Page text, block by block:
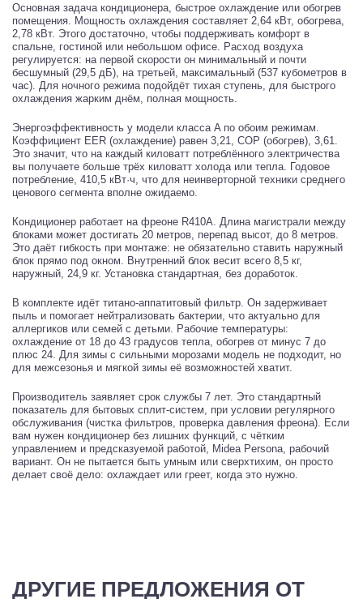
Основная задача кондиционера, быстрое охлаждение или обогрев
помещения. Мощность охлаждения составляет 2,64 кВт, обогрева,
2,78 кВт. Этого достаточно, чтобы поддерживать комфорт в
спальне, гостиной или небольшом офисе. Расход воздуха
регулируется: на первой скорости он минимальный и почти
бесшумный (29,5 дБ), на третьей, максимальный (537 кубометров в
час). Для ночного режима подойдёт тихая ступень, для быстрого
охлаждения жарким днём, полная мощность.
Энергоэффективность у модели класса A по обоим режимам.
Коэффициент EER (охлаждение) равен 3,21, COP (обогрев), 3,61.
Это значит, что на каждый киловатт потреблённого электричества
вы получаете больше трёх киловатт холода или тепла. Годовое
потребление, 410,5 кВт·ч, что для неинверторной техники среднего
ценового сегмента вполне ожидаемо.
Кондиционер работает на фреоне R410A. Длина магистрали между
блоками может достигать 20 метров, перепад высот, до 8 метров.
Это даёт гибкость при монтаже: не обязательно ставить наружный
блок прямо под окном. Внутренний блок весит всего 8,5 кг,
наружный, 24,9 кг. Установка стандартная, без доработок.
В комплекте идёт титано-аппатитовый фильтр. Он задерживает
пыль и помогает нейтрализовать бактерии, что актуально для
аллергиков или семей с детьми. Рабочие температуры:
охлаждение от 18 до 43 градусов тепла, обогрев от минус 7 до
плюс 24. Для зимы с сильными морозами модель не подходит, но
для межсезонья и мягкой зимы её возможностей хватит.
Производитель заявляет срок службы 7 лет. Это стандартный
показатель для бытовых сплит-систем, при условии регулярного
обслуживания (чистка фильтров, проверка давления фреона). Если
вам нужен кондиционер без лишних функций, с чётким
управлением и предсказуемой работой, Midea Persona, рабочий
вариант. Он не пытается быть умным или сверхтихим, он просто
делает своё дело: охлаждает или греет, когда это нужно.
ДРУГИЕ ПРЕДЛОЖЕНИЯ ОТ